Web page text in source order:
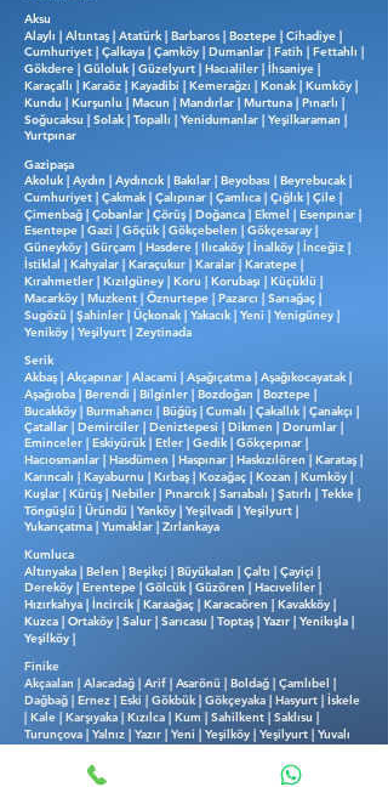
Aksu
Alaylı | Altıntaş | Atatürk | Barbaros | Boztepe | Cihadiye |
Cumhuriyet | Çalkaya | Çamköy | Dumanlar | Fatih | Fettahlı |
Gökdere | Güloluk | Güzelyurt | Hacıaliler | İhsaniye |
Karaçallı | Karaöz | Kayadibi | Kemerağzı | Konak | Kumköy |
Kundu | Kurşunlu | Macun | Mandırlar | Murtuna | Pınarlı |
Soğucaksu | Solak | Topallı | Yenidumanlar | Yeşilkaraman |
Yurtpınar
Gazipaşa
Akoluk | Aydın | Aydıncık | Bakılar | Beyobası | Beyrebucak |
Cumhuriyet | Çakmak | Çalıpınar | Çamlıca | Çığlık | Çile |
Çimenbağ | Çobanlar | Çörüş | Doğanca | Ekmel | Esenpınar |
Esentepe | Gazi | Göçük | Gökçebelen | Gökçesaray |
Güneyköy | Gürçam | Hasdere | Ilıcaköy | İnalköy | İnceğiz |
İstiklal | Kahyalar | Karaçukur | Karalar | Karatepe |
Kırahmetler | Kızılgüney | Koru | Korubaşı | Küçüklü |
Macarköy | Muzkent | Öznurtepe | Pazarcı | Sarıağaç |
Sugözü | Şahinler | Üçkonak | Yakacık | Yeni | Yenigüney |
Yeniköy | Yeşilyurt | Zeytinada
Serik
Akbaş | Akçapınar | Alacami | Aşağıçatma | Aşağıkocayatak |
Aşağıoba | Berendi | Bilginler | Bozdoğan | Boztepe |
Bucakköy | Burmahancı | Büğüş | Cumalı | Çakallık | Çanakçı |
Çatallar | Demirciler | Deniztepesi | Dikmen | Dorumlar |
Eminceler | Eskiyürük | Etler | Gedik | Gökçepınar |
Hacıosmanlar | Hasdümen | Haspınar | Haskızılören | Karataş |
Karıncalı | Kayaburnu | Kırbaş | Kozağaç | Kozan | Kumköy |
Kuşlar | Kürüş | Nebiler | Pınarcık | Sarıabalı | Şatırlı | Tekke |
Töngüşlü | Üründü | Yanköy | Yeşilvadi | Yeşilyurt |
Yukarıçatma | Yumaklar | Zırlankaya
Kumluca
Altınyaka | Belen | Beşikçi | Büyükalan | Çaltı | Çayiçi |
Dereköy | Erentepe | Gölcük | Güzören | Hacıveliler |
Hızırkahya | İncircik | Karaağaç | Karacaören | Kavakköy |
Kuzca | Ortaköy | Salur | Sarıcasu | Toptaş | Yazır | Yenikışla |
Yeşilköy |
Finike
Akçaalan | Alacadağ | Arif | Asarönü | Boldağ | Çamlıbel |
Dağbağ | Ernez | Eski | Gökbük | Gökçeyaka | Hasyurt | İskele
| Kale | Karşıyaka | Kızılca | Kum | Sahilkent | Saklısu |
Turunçova | Yalnız | Yazır | Yeni | Yeşilköy | Yeşilyurt | Yuvalı
Beycik | Çıralı | Kuzdere | Ovacık | Ulupınar